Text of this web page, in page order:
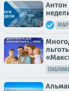
Антон